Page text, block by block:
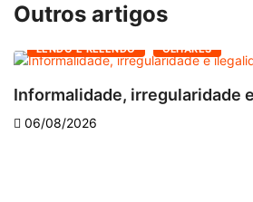
Outros artigos
LENDO E RELENDO OLHARES
Informalidade, irregularidade
06/08/2026